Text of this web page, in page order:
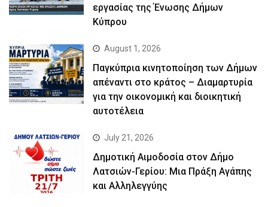
εργασίας της Ένωσης Δήμων
Κύπρου
August 1, 2026
Παγκύπρια κινητοποίηση των Δήμων
απέναντι στο κράτος – Διαμαρτυρία
για την οικονομική και διοικητική
αυτοτέλεια
July 21, 2026
Δημοτική Αιμοδοσία στον Δήμο
Λατσιών-Γερίου: Μια Πράξη Αγάπης
και Αλληλεγγύης